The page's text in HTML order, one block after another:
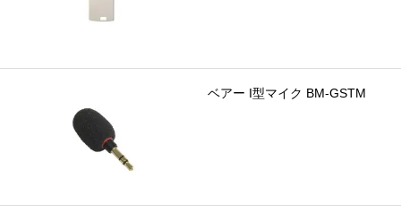
ベアー I型マイク BM-GSTM